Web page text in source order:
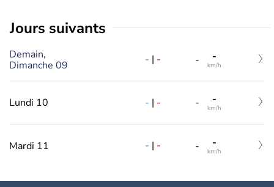
jours suivants
Demain,
Dimanche 09
- | - - -
km/h
Lundi 10 - | - - -
km/h
Mardi 11 - | - - -
km/h